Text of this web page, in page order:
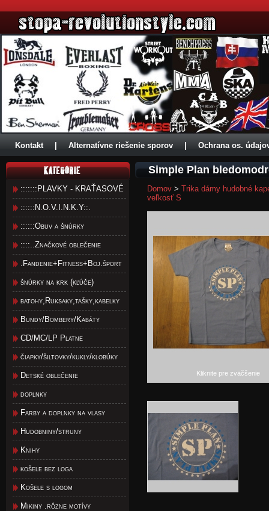
Kontakt Alternatívne riešenie sporov Ochrana os.
:::::::PLAVKY - KRAŤASOVÉ
::::::N.O.V.I.N.K.Y::.
::::::Obuv a šnúrky
::::..Značkové oblečenie
.Fandenie+Fitness+Boj.šport
šnúrky na krk (kľúče)
batohy,Ruksaky,tašky,kabelky
Bundy/Bombery/Kabáty
CD/MC/LP Platne
čiapky/šiltovky/kukly/klobúky
Detské oblečenie
doplnky
Farby a doplnky na vlasy
Hudobniny/struny
Knihy
košele bez loga
Košele s logom
Mikiny .rôzne motívy
Simple Plan
Domov > Trika dámy hudobné
veľkosť S
Kliknite pre zväčšenie